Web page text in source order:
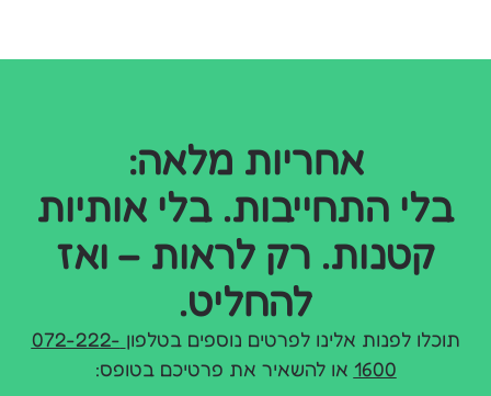
אחריות מלאה:
בלי התחייבות. בלי אותיות
קטנות. רק לראות – ואז
להחליט.
תוכלו לפנות אלינו לפרטים נוספים בטלפון 072-222-
1600 או להשאיר את פרטיכם בטופס: